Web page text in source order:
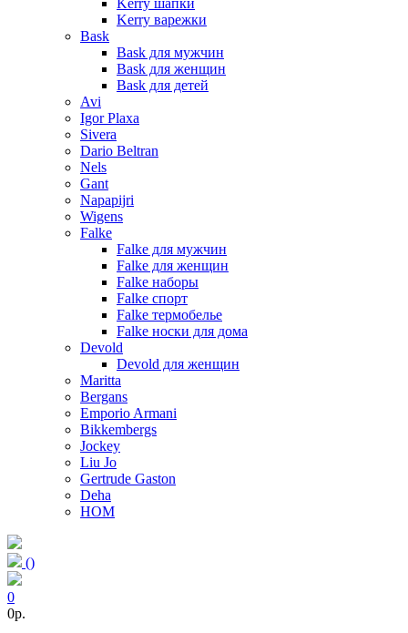
Kerry шапки
Kerry варежки
Bask
Bask для мужчин
Bask для женщин
Bask для детей
Avi
Igor Plaxa
Sivera
Dario Beltran
Nels
Gant
Napapijri
Wigens
Falke
Falke для мужчин
Falke для женщин
Falke наборы
Falke спорт
Falke термобелье
Falke носки для дома
Devold
Devold для женщин
Maritta
Bergans
Emporio Armani
Bikkembergs
Jockey
Liu Jo
Gertrude Gaston
Deha
HOM
()
0
0p.